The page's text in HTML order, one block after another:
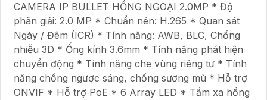
CAMERA IP BULLET HỒNG NGOẠI 2.0MP * Độ
phân giải: 2.0 MP * Chuẩn nén: H.265 * Quan sát
Ngày / Đêm (ICR) * Tính năng: AWB, BLC, Chống
nhiễu 3D * Ống kính 3.6mm * Tính năng phát hiện
chuyển động * Tính năng che vùng riêng tư * Tính
năng chống ngược sáng, chống sương mù * Hỗ trợ
ONVIF * Hỗ trợ PoE * 6 Array LED * Tầm xa hồng